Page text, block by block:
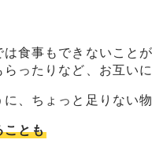
食事もできないこと
ったりなど、お互い
、ちょっと足りない
ことも